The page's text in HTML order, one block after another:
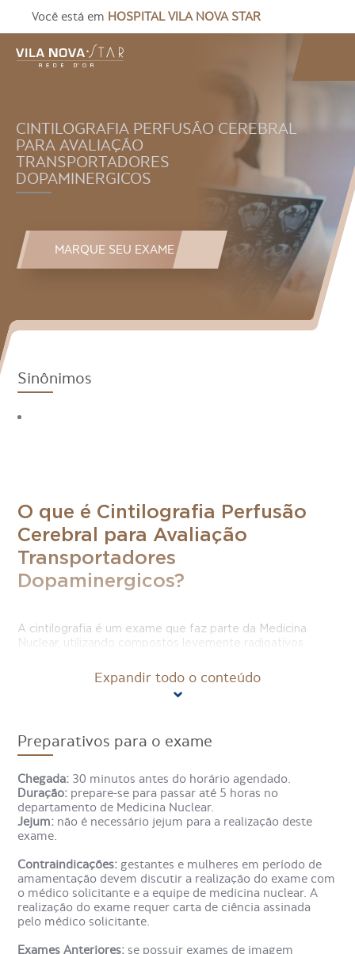
Você está em HOSPITAL VILA NOVA STAR
CINTILOGRAFIA PERFUSÃO CEREBRAL
PARA AVALIAÇÃO
TRANSPORTADORES
DOPAMINERGICOS
MARQUE SEU EXAME
Sinônimos
O que é Cintilografia Perfusão
Cerebral para Avaliação
Transportadores
Dopaminergicos?
A cintilografia é um exame que faz parte da Medicina
Nuclear, utilizando compostos levemente radioativos
Conforme os compostos radioativos se movimentam é
possível obter imagens e fornecer diagnóstico correto e
Na Cintilografia de Perfusão Cerebral, também chamada
de SPECT, o exame é feito para avaliar se há alteração no
medicamento se posiciona. Também é possível observar
áreas cerebrais de maior atividade e demandando mais
energia, porque o medicamento costuma se concentrar
nestas regiões. Assim, é possível entender o metabolismo
cerebral.
No caso da Cintilografia de Perfusão Cerebral com Trodat,
o procedimento médico é feito com medicamento
conhecido como Trodat. Dada a composição do Trodat, o
medicamento é indicado para o uso em pacientes com
necessidade de confirmar ou descartar hipóteses
Expandir todo o conteúdo
Preparativos para o exame
Chegada: 30 minutos antes do horário agendado.
Duração: prepare-se para passar até 5 horas no
departamento de Medicina Nuclear.
Jejum: não é necessário jejum para a realização deste
exame.
Contraindicações: gestantes e mulheres em período de
amamentação devem discutir a realização do exame com
o médico solicitante e a equipe de medicina nuclear. A
realização do exame requer carta de ciência assinada
pelo médico solicitante.
Exames Anteriores: se possuir exames de imagem